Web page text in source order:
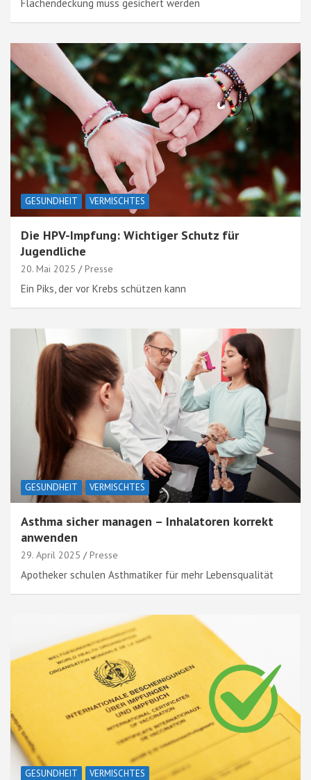
Flächendeckung muss gesichert werden
GESUNDHEIT VERMISCHTES
Die HPV-Impfung: Wichtiger Schutz für
Jugendliche
20. Mai 2025 Presse
Ein Piks, der vor Krebs schützen kann
GESUNDHEIT VERMISCHTES
Asthma sicher managen – Inhalatoren korrekt
anwenden
29. April 2025 Presse
Apotheker schulen Asthmatiker für mehr Lebensqualität
GESUNDHEIT VERMISCHTES